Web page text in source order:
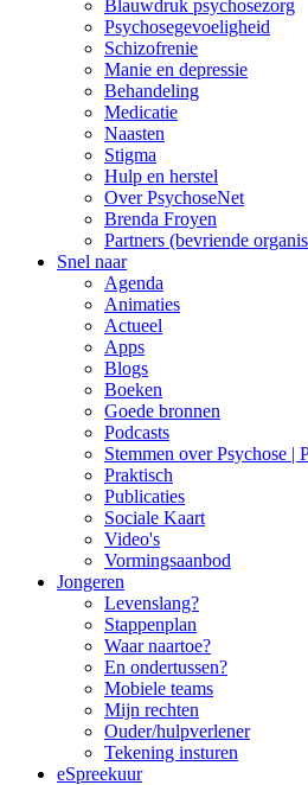
Blauwdruk psychosezorg
Psychosegevoeligheid
Schizofrenie
Manie en depressie
Behandeling
Medicatie
Naasten
Stigma
Hulp en herstel
Over PsychoseNet
Brenda Froyen
Partners (bevriende
Snel naar
Agenda
Animaties
Actueel
Apps
Blogs
Boeken
Goede bronnen
Podcasts
Stemmen over Psychose |
Praktisch
Publicaties
Sociale Kaart
Video's
Vormingsaanbod
Jongeren
Levenslang?
Stappenplan
Waar naartoe?
En ondertussen?
Mobiele teams
Mijn rechten
Ouder/hulpverlener
Tekening insturen
eSpreekuur